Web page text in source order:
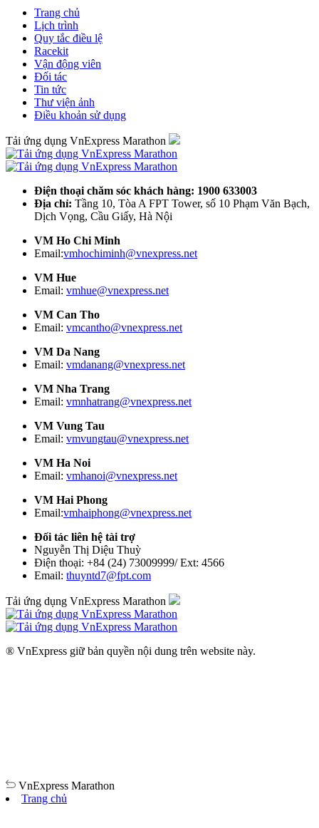
Trang chủ
Lịch trình
Quy tắc điều lệ
Racekit
Vận động viên
Đối tác
Tin tức
Thư viện ảnh
Điều khoản sử dụng
Tải ứng dụng VnExpress Marathon
Điện thoại chăm sóc khách hàng: 1900 633003
Địa chỉ: Tầng 10, Tòa A FPT Tower, số 10 Phạm Văn Bạch,
Dịch Vọng, Cầu Giấy, Hà Nội
VM Ho Chi Minh
Email:vmhochiminh@vnexpress.net
VM Hue
Email: vmhue@vnexpress.net
VM Can Tho
Email: vmcantho@vnexpress.net
VM Da Nang
Email: vmdanang@vnexpress.net
VM Nha Trang
Email: vmnhatrang@vnexpress.net
VM Vung Tau
Email: vmvungtau@vnexpress.net
VM Ha Noi
Email: vmhanoi@vnexpress.net
VM Hai Phong
Email:vmhaiphong@vnexpress.net
Đối tác liên hệ tài trợ
Nguyễn Thị Diệu Thuỳ
Điện thoại: +84 (24) 73009999/ Ext: 4566
Email: thuyntd7@fpt.com
Tải ứng dụng VnExpress Marathon
® VnExpress giữ bản quyền nội dung trên website này.
VnExpress Marathon
Trang chủ